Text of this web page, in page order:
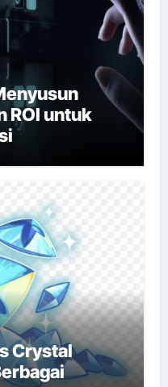
ROI untuk
Crystal